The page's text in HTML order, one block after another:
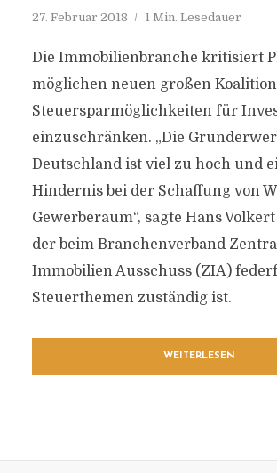
27. Februar 2018 1 Min. Lesedauer
Die Immobilienbranche kritisiert
möglichen neuen großen
Steuersparmöglichkeiten für
einzuschränken. „Die
Deutschland ist viel zu hoch und
Hindernis bei der Schaffung von
Gewerberaum“, sagte Hans
der beim Branchenverband
Immobilien Ausschuss (ZIA)
Steuerthemen zuständig ist.
WEITERLESEN